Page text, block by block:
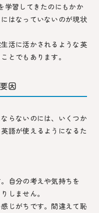
学習してきたのにもかか
はなっていないのが現状
活に活かされるような英
とでもあります。
因
らないのには、いくつか
語が使えるようになるた
自分の考えや気持ちを
しません。
じがちです。間違えて恥